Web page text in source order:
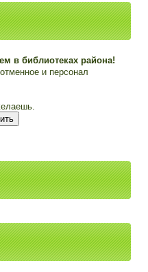
в библиотеках района!
и персонал